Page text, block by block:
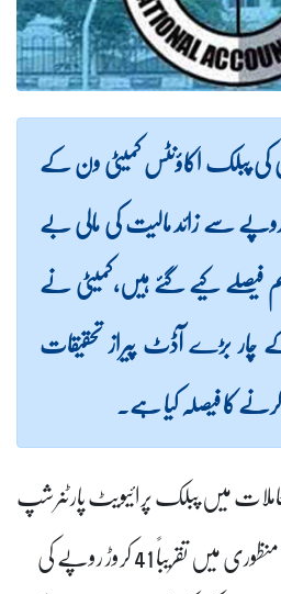
کی پبلک اکاؤنٹس کمیٹی ون کے
سے زائد مالیت کی مالی بے
فیصلے کیے گئے ہیں،کمیٹی نے
سال 2021-22 کے چار بڑے آڈٹ پیراز تحقیقات
کا فیصلہ کیا ہے۔
میں پبلک پرائیویٹ پارٹنرشپ
ماڈل کے تحت منصوبوں کی منظوری میں تقریباً 41 کروڑ روپے کی